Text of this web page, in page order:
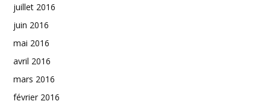
juillet 2016
juin 2016
mai 2016
avril 2016
mars 2016
février 2016